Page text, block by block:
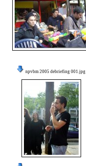
npvbm 2005 debriefing 001.jpg